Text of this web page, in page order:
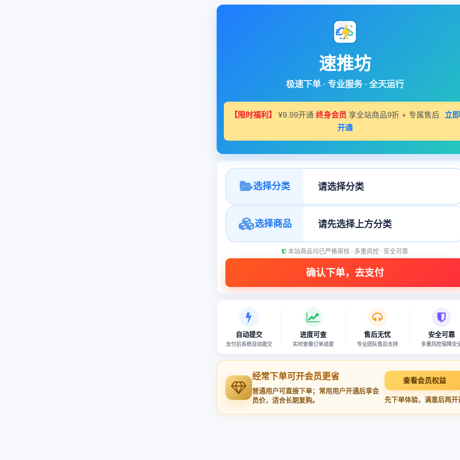
速推坊
极速下单 · 专业服务 · 全天运行
【限时福利】 ¥9.99开通 终身会员 享全站商品9折 + 专属售后 立即
开通
选择分类
选择商品
本站商品均已严格审核 · 多重风控 · 安全可靠
自动提交
支付后系统自动提交
进度可查
实时查看订单进度
售后无忧
专业团队售后支持
安全可靠
多重风控保障安
经常下单可开会员更省
普通用户可直接下单；常用用户开通后享会
员价，适合长期复购。
查看会员权益
先下单体验，满意后再开